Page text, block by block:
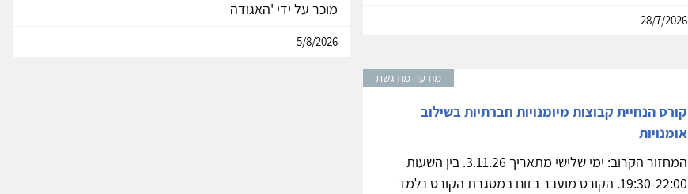
28/7/2026
מוכר על ידי 'האגודה
5/8/2026
מודעה מודגשת
קורס הנחיית קבוצות מיומנויות חברתיות בשילוב
אומנויות
המחזור הקרוב: ימי שלישי מתאריך 3.11.26. בין השעות
19:30-22:00. הקורס מועבר בזום במסגרת הקורס נלמד